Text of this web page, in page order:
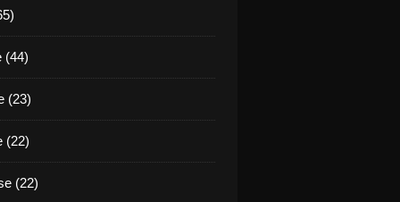
(44)
(23)
(22)
(22)